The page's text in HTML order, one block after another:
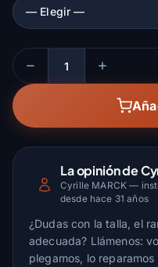
Cantidad
La opinión de
Cyrille MARCK —
desde hace 31 años
¿Dudas con la talla, el
adecuada? Llámenos:
plegamos, lo